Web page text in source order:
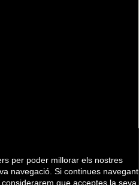
per poder millorar els nostres
navegació. Si continues navegant
que acceptes la seva